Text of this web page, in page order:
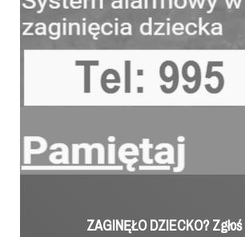
ZAGINĘŁO DZIECKO? Zgłoś